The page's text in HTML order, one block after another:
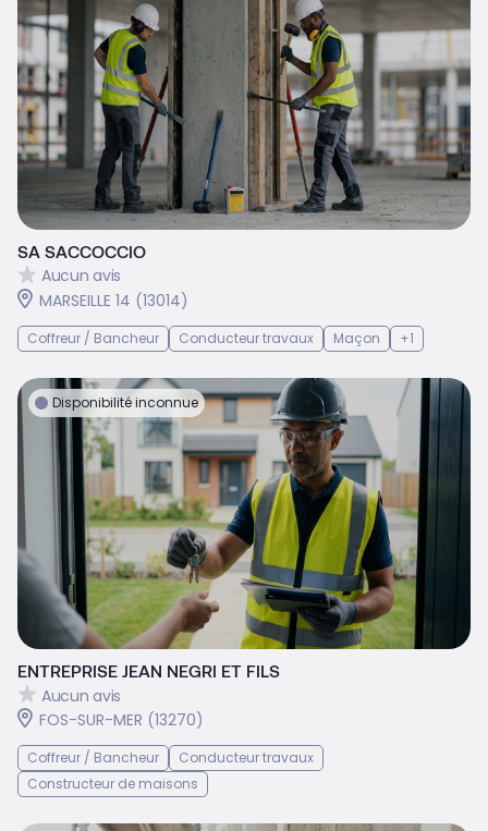
SA SACCOCCIO
Aucun avis
MARSEILLE 14 (13014)
Coffreur / Bancheur Conducteur travaux Maçon +1
Disponibilité inconnue
ENTREPRISE JEAN NEGRI ET FILS
Aucun avis
FOS-SUR-MER (13270)
Coffreur / Bancheur
Conducteur travaux
Constructeur de maisons